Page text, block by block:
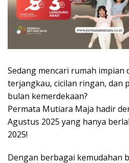
Sedang mencari rumah impian
terjangkau, cicilan ringan, dan
bulan kemerdekaan?
Permata Mutiara Maja hadir
Agustus 2025 yang hanya
2025!
Dengan berbagai kemudahan